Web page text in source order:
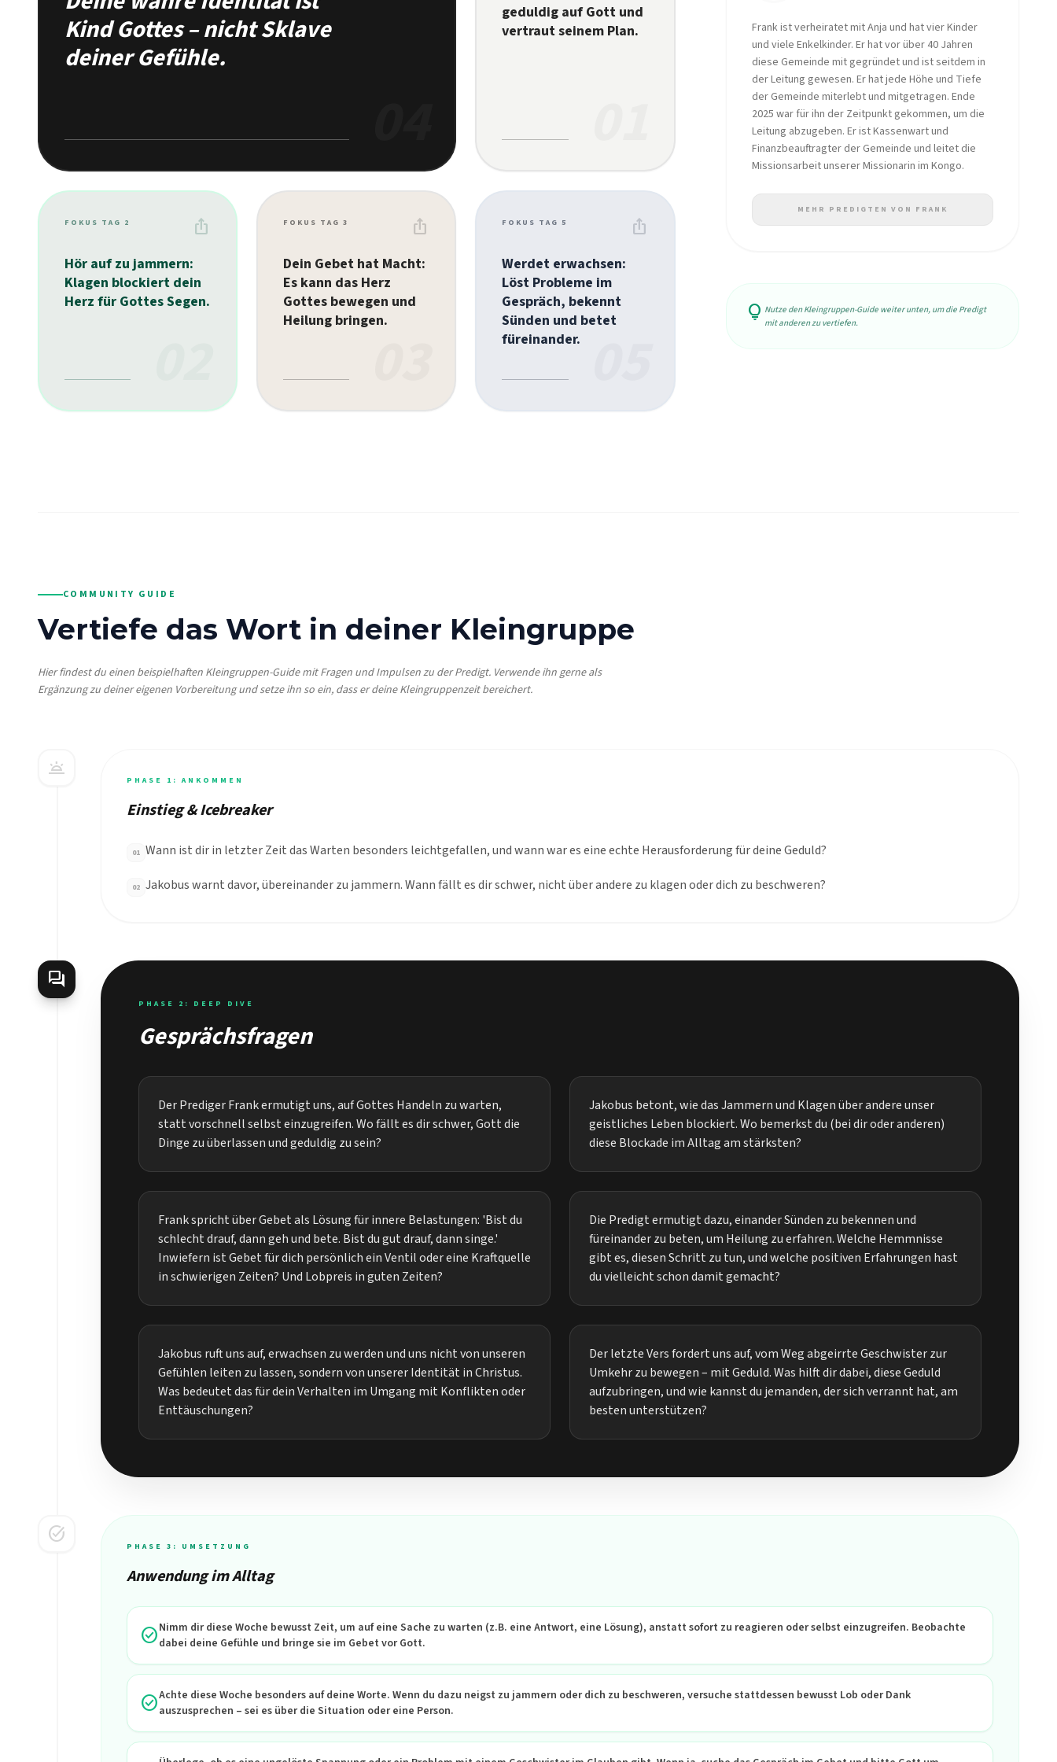
Kind Gottes – nicht Sklave
deiner Gefühle.
geduldig auf Gott und
vertraut seinem Plan.
FOKUS TAG 2 ios_share
Hör auf zu jammern:
Klagen blockiert dein
Herz für Gottes Segen.
FOKUS TAG 3 ios_share
Dein Gebet hat Macht:
Es kann das Herz
Gottes bewegen und
Heilung bringen.
FOKUS TAG 5 ios_share
Werdet erwachsen:
Löst Probleme im
Gespräch, bekennt
Sünden und betet
füreinander.
Frank ist verheiratet mit Anja und hat vier Kinder
und viele Enkelkinder. Er hat vor über 40 Jahren
diese Gemeinde mit gegründet und ist seitdem in
der Leitung gewesen. Er hat jede Höhe und Tiefe
der Gemeinde miterlebt und mitgetragen. Ende
2025 war für ihn der Zeitpunkt gekommen, um die
Leitung abzugeben. Er ist Kassenwart und
Finanzbeauftragter der Gemeinde und leitet die
Missionsarbeit unserer Missionarin im Kongo.
MEHR PREDIGTEN VON FRANK
lightbulb Nutze den Kleingruppen-Guide weiter unten, um die Predigt
mit anderen zu vertiefen.
COMMUNITY GUIDE
Vertiefe das Wort in deiner Kleingruppe
Hier findest du einen beispielhaften Kleingruppen-Guide mit Fragen und Impulsen zu der Predigt. Verwende ihn gerne als
Ergänzung zu deiner eigenen Vorbereitung und setze ihn so ein, dass er deine Kleingruppenzeit bereichert.
wb_twilight
PHASE 1: ANKOMMEN
Einstieg & Icebreaker
01 Wann ist dir in letzter Zeit das Warten besonders leichtgefallen, und wann war es eine echte Herausforderung für deine Geduld?
02 Jakobus warnt davor, übereinander zu jammern. Wann fällt es dir schwer, nicht über andere zu klagen oder dich zu beschweren?
forum
PHASE 2: DEEP DIVE
Gesprächsfragen
Der Prediger Frank ermutigt uns, auf Gottes Handeln zu warten,
statt vorschnell selbst einzugreifen. Wo fällt es dir schwer, Gott die
Dinge zu überlassen und geduldig zu sein?
Jakobus betont, wie das Jammern und Klagen über andere unser
geistliches Leben blockiert. Wo bemerkst du (bei dir oder anderen)
diese Blockade im Alltag am stärksten?
Frank spricht über Gebet als Lösung für innere Belastungen: 'Bist du
schlecht drauf, dann geh und bete. Bist du gut drauf, dann singe.'
Inwiefern ist Gebet für dich persönlich ein Ventil oder eine Kraftquelle
in schwierigen Zeiten? Und Lobpreis in guten Zeiten?
Die Predigt ermutigt dazu, einander Sünden zu bekennen und
füreinander zu beten, um Heilung zu erfahren. Welche Hemmnisse
gibt es, diesen Schritt zu tun, und welche positiven Erfahrungen hast
du vielleicht schon damit gemacht?
Jakobus ruft uns auf, erwachsen zu werden und uns nicht von unseren
Gefühlen leiten zu lassen, sondern von unserer Identität in Christus.
Was bedeutet das für dein Verhalten im Umgang mit Konflikten oder
Enttäuschungen?
Der letzte Vers fordert uns auf, vom Weg abgeirrte Geschwister zur
Umkehr zu bewegen – mit Geduld. Was hilft dir dabei, diese Geduld
aufzubringen, und wie kannst du jemanden, der sich verrannt hat, am
besten unterstützen?
task_alt
PHASE 3: UMSETZUNG
Anwendung im Alltag
check_circleNimm dir diese Woche bewusst Zeit, um auf eine Sache zu warten (z.B. eine Antwort, eine Lösung), anstatt sofort zu reagieren oder selbst einzugreifen. Beobachte
dabei deine Gefühle und bringe sie im Gebet vor Gott.
check_circleAchte diese Woche besonders auf deine Worte. Wenn du dazu neigst zu jammern oder dich zu beschweren, versuche stattdessen bewusst Lob oder Dank
auszusprechen – sei es über die Situation oder eine Person.